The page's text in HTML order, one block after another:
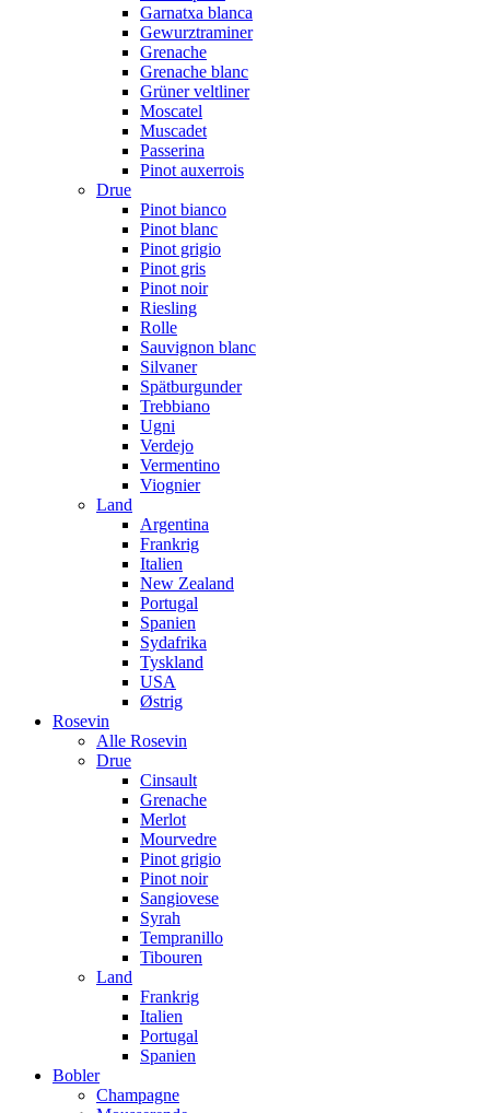
Garnatxa blanca
Gewurztraminer
Grenache
Grenache blanc
Grüner veltliner
Moscatel
Muscadet
Passerina
Pinot auxerrois
Drue
Pinot bianco
Pinot blanc
Pinot grigio
Pinot gris
Pinot noir
Riesling
Rolle
Sauvignon blanc
Silvaner
Spätburgunder
Trebbiano
Ugni
Verdejo
Vermentino
Viognier
Land
Argentina
Frankrig
Italien
New Zealand
Portugal
Spanien
Sydafrika
Tyskland
USA
Østrig
Rosevin
Alle Rosevin
Drue
Cinsault
Grenache
Merlot
Mourvedre
Pinot grigio
Pinot noir
Sangiovese
Syrah
Tempranillo
Tibouren
Land
Frankrig
Italien
Portugal
Spanien
Bobler
Champagne